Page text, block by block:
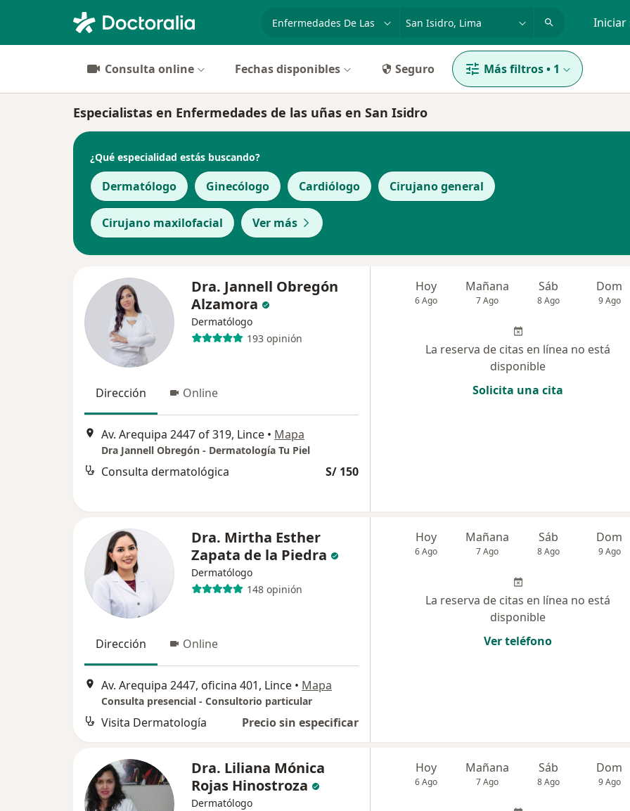
Iniciar
Consulta online Fechas disponibles Seguro Más filtros• 1
Especialistas en Enfermedades de las uñas en San Isidro
¿Qué especialidad estás buscando?
Dermatólogo Ginecólogo Cardiólogo Cirujano general
Cirujano maxilofacial Ver más
Dra. Jannell Obregón
Alzamora
Dermatólogo
193 opinión
Dirección Online
Av. Arequipa 2447 of 319, Lince • Mapa
Dra Jannell Obregón - Dermatología Tu Piel
Consulta dermatológica S/ 150
Hoy
6 Ago
Mañana
7 Ago
Sáb
8 Ago
Dom
9 Ago
La reserva de citas en línea no está
disponible
Solicita una cita
Dra. Mirtha Esther
Zapata de la Piedra
Dermatólogo
148 opinión
Dirección Online
Av. Arequipa 2447, oficina 401, Lince • Mapa
Consulta presencial - Consultorio particular
Visita Dermatología Precio sin especificar
Hoy
6 Ago
Mañana
7 Ago
Sáb
8 Ago
Dom
9 Ago
La reserva de citas en línea no está
disponible
Ver teléfono
Dra. Liliana Mónica
Rojas Hinostroza
Dermatólogo
Hoy
6 Ago
Mañana
7 Ago
Sáb
8 Ago
Dom
9 Ago